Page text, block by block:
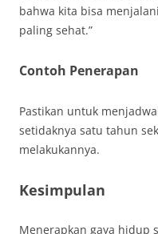
bahwa kita bisa
paling sehat.”
Contoh Penerapan
Pastikan untuk
setidaknya satu tahun
melakukannya.
Kesimpulan
Menerapkan gaya hidup